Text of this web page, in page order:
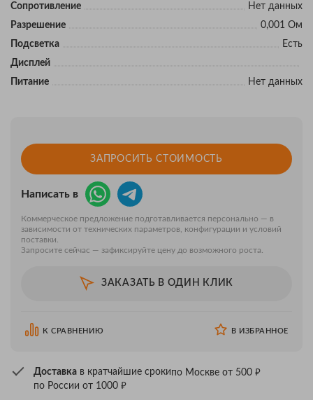
Сопротивление
Нет данных
Разрешение
0,001 Ом
Подсветка
Есть
Дисплей
Питание
Нет данных
ЗАПРОСИТЬ СТОИМОСТЬ
Написать в
Коммерческое предложение подготавливается персонально — в
зависимости от технических параметров, конфигурации и условий
поставки.
Запросите сейчас — зафиксируйте цену до возможного роста.
ЗАКАЗАТЬ В ОДИН КЛИК
К СРАВНЕНИЮ В ИЗБРАННОЕ
Доставка в кратчайшие срокипо Москве от 500 ₽
по России от 1000 ₽